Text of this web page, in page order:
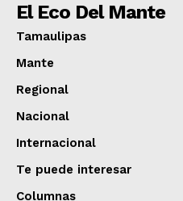
El Eco Del Mante
Tamaulipas
Mante
Regional
Nacional
Internacional
Te puede interesar
Columnas